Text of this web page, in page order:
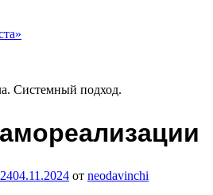
04.11.2024 от neodavinchi